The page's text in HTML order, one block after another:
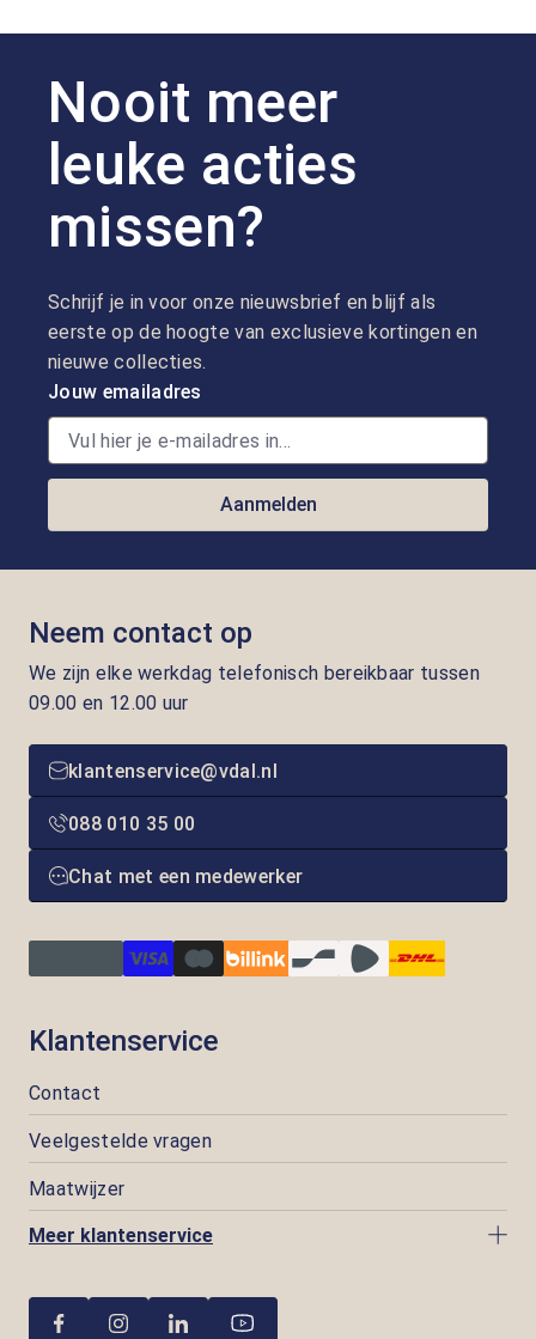
Nooit meer
leuke acties
missen?
Schrijf je in voor onze nieuwsbrief en blijf als
eerste op de hoogte van exclusieve kortingen en
nieuwe collecties.
Jouw emailadres
Aanmelden
Neem contact op
We zijn elke werkdag telefonisch bereikbaar tussen
09.00 en 12.00 uur
klantenservice@vdal.nl
088 010 35 00
Chat met een medewerker
Klantenservice
Contact
Veelgestelde vragen
Maatwijzer
Meer klantenservice